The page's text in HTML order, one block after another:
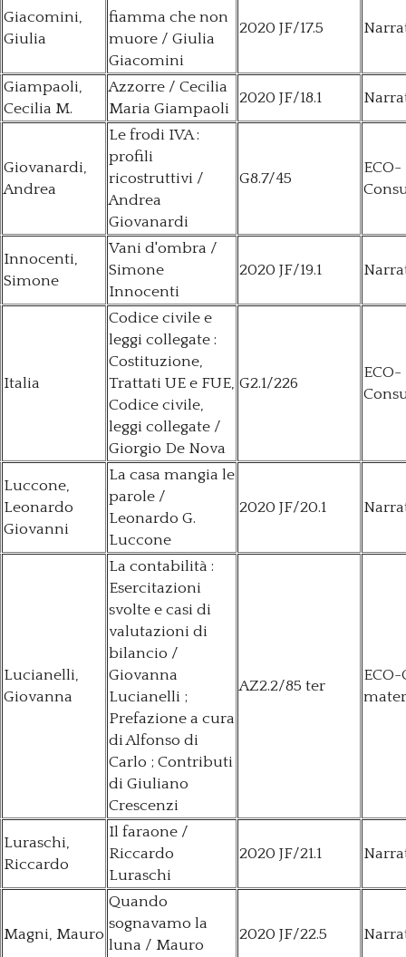
Giacomini,
Giulia
fiamma che non
muore / Giulia
Giacomini
2020 JF/17.5
Giampaoli,
Cecilia M.
Azzorre / Cecilia
Maria Giampaoli
2020 JF/18.1
Giovanardi,
Andrea
Le frodi IVA :
profili
ricostruttivi /
Andrea
Giovanardi
G8.7/45
ECO-
Innocenti,
Simone
Vani d'ombra /
Simone
Innocenti
2020 JF/19.1
Italia
Codice civile e
leggi collegate :
Costituzione,
Trattati UE e FUE,
Codice civile,
leggi collegate /
Giorgio De Nova
G2.1/226
ECO-
Luccone,
Leonardo
Giovanni
La casa mangia le
parole /
Leonardo G.
Luccone
2020 JF/20.1
Lucianelli,
Giovanna
La contabilità :
Esercitazioni
svolte e casi di
valutazioni di
bilancio /
Giovanna
Lucianelli ;
Prefazione a cura
di Alfonso di
Carlo ; Contributi
di Giuliano
Crescenzi
AZ2.2/85 ter
ECO-
Luraschi,
Riccardo
Il faraone /
Riccardo
Luraschi
2020 JF/21.1
Magni, Mauro
Quando
sognavamo la
luna / Mauro
2020 JF/22.5